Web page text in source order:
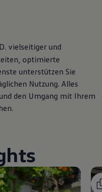
vielseitiger und
optimierte
unterstützen Sie
Nutzung. Alles
den Umgang mit Ihrem